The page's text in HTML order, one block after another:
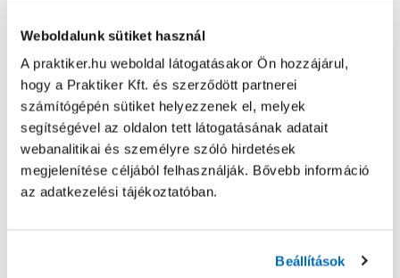
Weboldalunk sütiket használ
A praktiker.hu weboldal látogatásakor Ön hozzájárul,
hogy a Praktiker Kft. és szerződött partnerei
számítógépén sütiket helyezzenek el, melyek
segítségével az oldalon tett látogatásának adatait
webanalitikai és személyre szóló hirdetések
megjelenítése céljából felhasználják. Bővebb információ
az adatkezelési tájékoztatóban.
Beállítások
Oldal újratöltése